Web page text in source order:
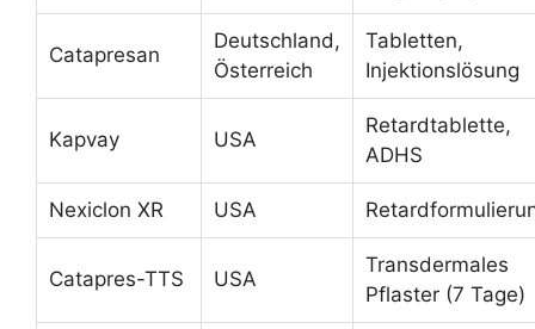
Catapresan
Deutschland,
Österreich
Tabletten,
Injektionslösung
Kapvay USA
Retardtablette,
ADHS
Nexiclon XR USA
Catapres-TTS USA
Transdermales
Pflaster (7 Tage)